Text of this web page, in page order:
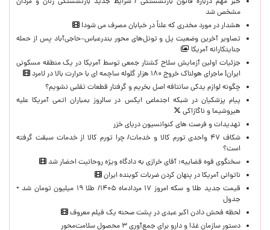
مشخص شد
هشدار در مورد مخدری که علناً در خیابان مصرف می شود!
تصاویر آخرین وضعیت پل و تونل‌های محور بندرعباس–حاجی‌آباد پس از حمله
جنایتکارانه آمریکا
جزئیات اولین آزمایش سلاح کشتار جمعی توسط آمریکا در یک منطقه مسکونی
ایران| ماجرای هولناک خروج ۱۸۰ هزار گلوله ساچمه ای با حرارت بالا در لامرد
چگونه لوازم یدکی سانتافه اصل بخریم و گرفتار قطعات تقلبی نشویم؟
پیام پزشکیان در شبکه اجتماعی ایکس در سالروز بمباران اتمی آمریکا علیه
هیروشیما و ناگازاکی
تهدیدات و فرصت های کنوانسیون دریای خزر
شکاف ۴۷ واحدی تورم کالا و خدمات/ چرا تورم کالا از خدمات سبقت گرفته
است؟
سخنگوی قوه قضاییه: آقای خرازی به دادگاه ویژه روحانیت احضار شد
ناتوانی آمریکا در پنهان کردن ضربات کوبنده ایران
قیمت جدید طلا و سکه امروز ۱۷ مردادماه ۱۴۰۵/ طلا ۱۹ میلیون تومان شد +
جدول
لحظه‌ فحش دادن اکبر عبدی در پشت صحنه یک فیلم معروف
دستور سازمان غذا و دارو برای جمع‌آوری ۳ محصول سلامت‌محور